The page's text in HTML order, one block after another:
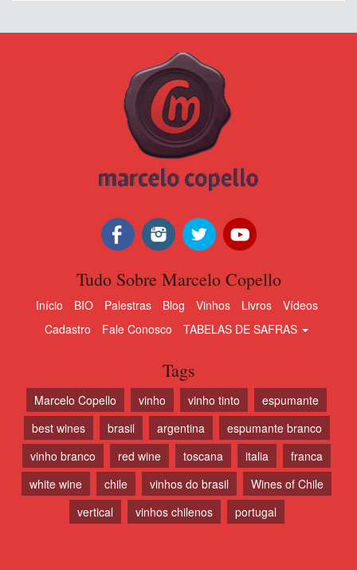
Tudo Sobre Marcelo Copello
Início BIO Palestras Blog Vinhos Livros
Vídeos
Cadastro
Fale Conosco TABELAS DE SAFRAS
Tags
Marcelo Copello vinho vinho tinto
espumante
best wines
brasil argentina
espumante branco
vinho branco
red wine toscana italia
franca
white wine
chile vinhos do brasil
Wines of Chile
vertical
vinhos chilenos portugal